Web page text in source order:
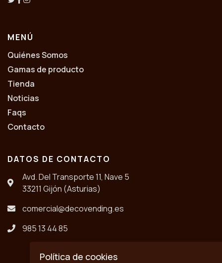
MENÚ
Quiénes Somos
Gamas de producto
Tienda
Noticias
Faqs
Contacto
DATOS DE CONTACTO
Avd. Del Transporte 11, Nave 5
33211 Gijón (Asturias)
comercial@decovending.es
985 13 44 85
Política de cookies